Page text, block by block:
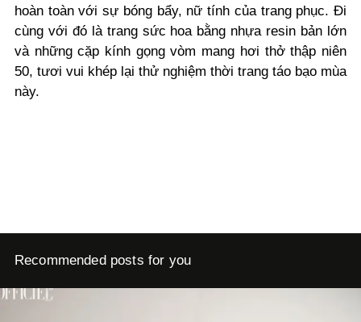
hoàn toàn với sự bóng bẩy, nữ tính của trang phục. Đi
cùng với đó là trang sức hoa bằng nhựa resin bản lớn
và những cặp kính gọng vòm mang hơi thở thập niên
50, tươi vui khép lại thử nghiệm thời trang táo bạo mùa
này.
Recommended posts for you